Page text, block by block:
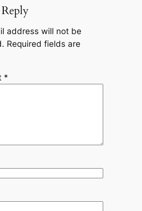
address will not be
Required fields are
*